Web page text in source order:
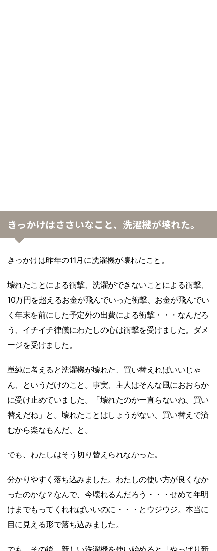
きっかけはささいなこと、洗濯機が壊れた。
きっかけは昨年の11月に洗濯機が壊れたこと。
壊れたことによる衝撃、洗濯ができないことによる衝撃、
10万円を超えるお金が飛んでいった衝撃、お金が飛んでい
く年末を前にした予定外の出費による衝撃・・・なんだろ
う、イチイチ律儀にわたしの心は衝撃を受けました。ダメ
ージを受けました。
単純に考えると洗濯機が壊れた、買い替えればいいじゃ
ん、というだけのこと。事実、主人はそんな風におおらか
に受け止めていました。「壊れたのかー直らないね、買い
替えだね」と。壊れたことはしょうがない、買い替えで済
むから楽なもんだ、と。
でも、わたしはそう切り替えられなかった。
分かりやすく落ち込みました。わたしの使い方が良くなか
ったのかな？なんで、今壊れるんだろう・・・せめて年明
けまでもってくれればいいのに・・・とウジウジ。本当に
目に見える形で落ち込みました。
でも、その後、新しい洗濯機を使い始めると「やっぱり新